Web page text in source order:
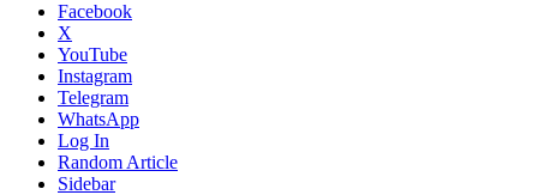
Facebook
X
YouTube
Instagram
Telegram
WhatsApp
Log In
Random Article
Sidebar